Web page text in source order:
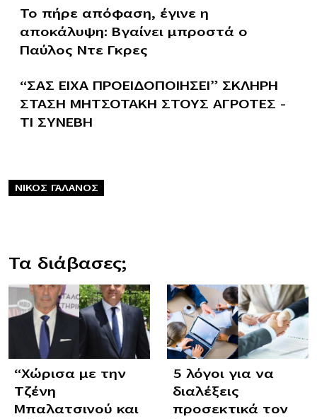
Το πήρε απόφαση, έγινε η
αποκάλυψη: Βγαίνει μπροστά ο
Παύλος Ντε Γκρες
“ΣΑΣ ΕΙΧΑ ΠΡΟΕΙΔΟΠΟΙΗΣΕΙ” ΣΚΛΗΡΗ
ΣΤΑΣΗ ΜΗΤΣΟΤΑΚΗ ΣΤΟΥΣ ΑΓΡΟΤΕΣ –
ΤΙ ΣΥΝΕΒΗ
ΝΙΚΟΣ ΓΑΛΑΝΟΣ
Τα διάβασες;
“Χώρισα με την
Τζένη
Μπαλατσινού και
5 λόγοι για να
διαλέξεις
προσεκτικά τον